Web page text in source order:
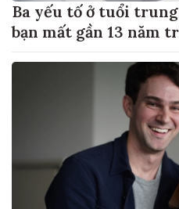
Ba yếu tố ở tuổi
bạn mất gần 13 năm